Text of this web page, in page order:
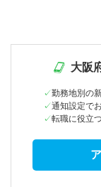
大阪
勤務地別の
通知設定で
転職に役立